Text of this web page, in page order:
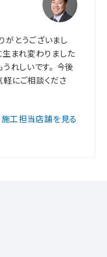
がとうございまし
生まれ変わりました
れしいです。 今後
にご相談くださ
施工担当店舗を見る